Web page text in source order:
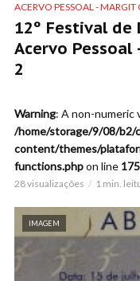
ACERVO PESSOAL - MARGIT
12º Festival de
Acervo Pessoal
2
Warning: A non-numeric
/home/storage/9/08/b2/
content/themes/
functions.phpon line 175
28 visualizações 1 min.
IMAGEM